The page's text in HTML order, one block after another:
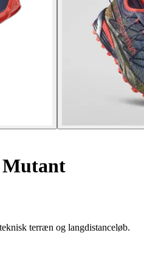
terræn og langdistanceløb.